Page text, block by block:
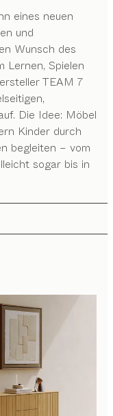
eines neuen
und
Wunsch des
Lernen, Spielen
TEAM 7
Die Idee: Möbel
Kinder durch
begleiten – vom
sogar bis in